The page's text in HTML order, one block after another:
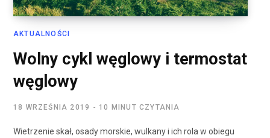
AKTUALNOŚCI
Wolny cykl węglowy i termostat
węglowy
18 WRZEŚNIA 2019 10 MINUT CZYTANIA
Wietrzenie skał, osady morskie, wulkany i ich rola w obiegu